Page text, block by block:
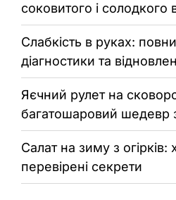
соковитого і
Слабкість в руках:
діагностики та
Яєчний рулет на
багатошаровий шедевр
Салат на зиму з огірків:
перевірені секрети